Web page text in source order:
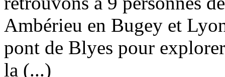
Ambérieu en Bugey et
pont de Blyes pour
la (...)